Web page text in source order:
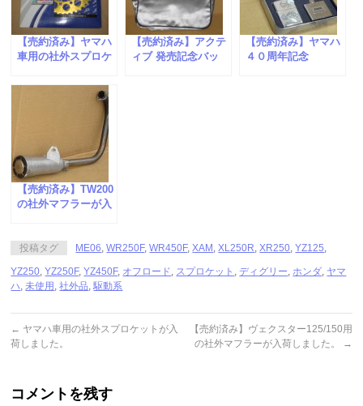
【売約済み】ヤマハ
車用の社外スプロケ
た。
【売約済み】アクテ
ィブ 発売記念バッ
【売約済み】ヤマハ
４０周年記念
【売約済み】TW200
の社外マフラーが入
投稿タグ ME06 ,WR250F,WR450F,XAM ,XL250R ,XR250 ,YZ125
YZ250 ,YZ250F,YZ450F, オフロード スプロケット ,ディグリー ホンダ ヤマ
ハ ,未使用 ,社外品 ,駆動系
← ヤマハ車用の社外スプロケットが入
荷しました。
【売約済み】ヴェクスター125/150用
の社外マフラーが入荷しました。
→
コメントを残す